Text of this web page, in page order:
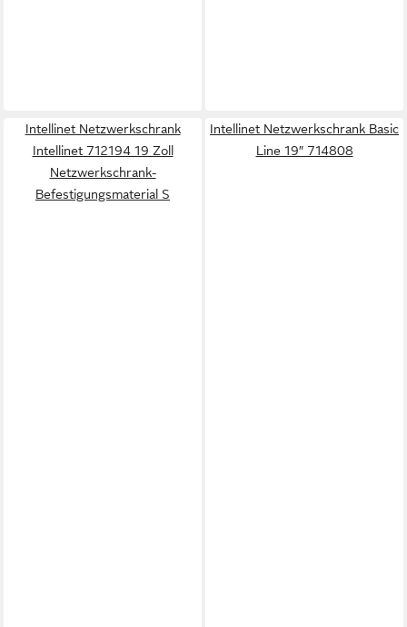
Intellinet Netzwerkschrank
Intellinet 712194 19 Zoll
Netzwerkschrank-
Befestigungsmaterial S
Intellinet Netzwerkschrank Basic
Line 19″ 714808